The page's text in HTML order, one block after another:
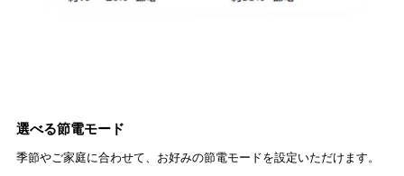
選べる節電モード
季節やご家庭に合わせて、お好みの節電モードを設定いただけます。